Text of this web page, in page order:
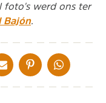
foto's werd ons ter
Bajón.
X
DELEN VIA DE MAIL
DELEN OP PINTEREST
DELEN OP